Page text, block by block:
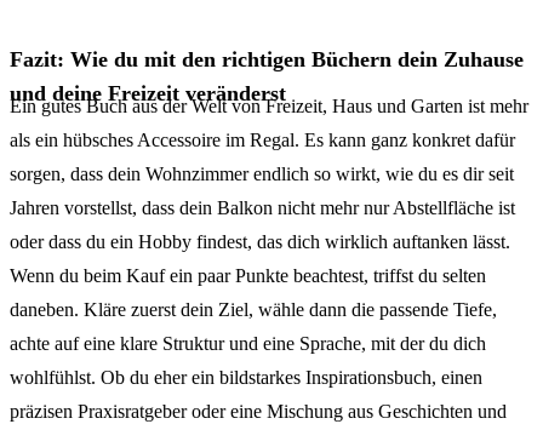
Fazit: Wie du mit den richtigen Büchern dein Zuhause
und deine Freizeit veränderst
Ein gutes Buch aus der Welt von Freizeit, Haus und Garten ist mehr
als ein hübsches Accessoire im Regal. Es kann ganz konkret dafür
sorgen, dass dein Wohnzimmer endlich so wirkt, wie du es dir seit
Jahren vorstellst, dass dein Balkon nicht mehr nur Abstellfläche ist
oder dass du ein Hobby findest, das dich wirklich auftanken lässt.
Wenn du beim Kauf ein paar Punkte beachtest, triffst du selten
daneben. Kläre zuerst dein Ziel, wähle dann die passende Tiefe,
achte auf eine klare Struktur und eine Sprache, mit der du dich
wohlfühlst. Ob du eher ein bildstarkes Inspirationsbuch, einen
präzisen Praxisratgeber oder eine Mischung aus Geschichten und